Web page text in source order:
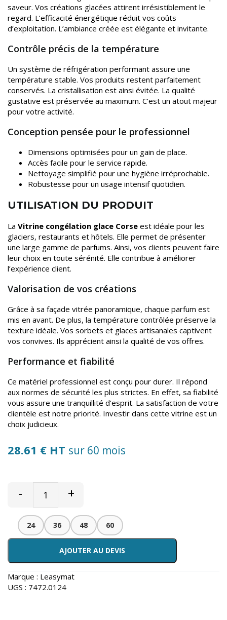
saveur. Vos créations glacées attirent irrésistiblement le
regard. L’efficacité énergétique réduit vos coûts
d’exploitation. L’ambiance créée est élégante et invitante.
Contrôle précis de la température
Un système de réfrigération performant assure une
température stable. Vos produits restent parfaitement
conservés. La cristallisation est ainsi évitée. La qualité
gustative est préservée au maximum. C’est un atout majeur
pour votre activité.
Conception pensée pour le professionnel
Dimensions optimisées pour un gain de place.
Accès facile pour le service rapide.
Nettoyage simplifié pour une hygiène irréprochable.
Robustesse pour un usage intensif quotidien.
UTILISATION DU PRODUIT
La Vitrine congélation glace Corse est idéale pour les
glaciers, restaurants et hôtels. Elle permet de présenter
une large gamme de parfums. Ainsi, vos clients peuvent faire
leur choix en toute sérénité. Elle contribue à améliorer
l’expérience client.
Valorisation de vos créations
Grâce à sa façade vitrée panoramique, chaque parfum est
mis en avant. De plus, la température contrôlée préserve la
texture idéale. Vos sorbets et glaces artisanales captivent
vos convives. Ils apprécient ainsi la qualité de vos offres.
Performance et fiabilité
Ce matériel professionnel est conçu pour durer. Il répond
aux normes de sécurité les plus strictes. En effet, sa fiabilité
vous assure une tranquillité d’esprit. La satisfaction de votre
clientèle est notre priorité. Investir dans cette vitrine est un
choix judicieux.
28.61 € HT sur 60 mois
- +
24 36 48 60
AJOUTER AU DEVIS
Marque : Leasymat
UGS : 7472.0124